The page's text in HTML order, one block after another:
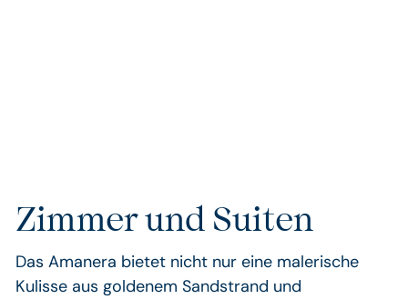
Zimmer und Suiten
Das Amanera bietet nicht nur eine malerische
Kulisse aus goldenem Sandstrand und